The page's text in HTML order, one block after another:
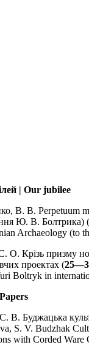
| Our jubilee
В. В. Perpetuum
Ю. В. Болтрика) (
Archaeology (to
С. О. Крізь призму
проектах (
Boltryk in
В. Буджацька
S. V. Budzhak
with Corded Ware